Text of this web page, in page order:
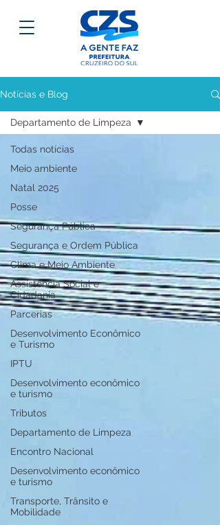
Notícias e Blog
Todas notícias
Meio ambiente
Natal 2025
Posse
Segurança Pública
Segurança e Ordem Pública
Clima e Meio Ambiente
Assistência Social e
Cidadania
Parcerias
Desenvolvimento Econômico
e Turismo
IPTU
Desenvolvimento econômico
e turismo
Tributos
Departamento de Limpeza
Encontro Nacional
Desenvolvimento econômico
e turismo
Transporte, Trânsito e
Mobilidade
Departamento de Limpeza